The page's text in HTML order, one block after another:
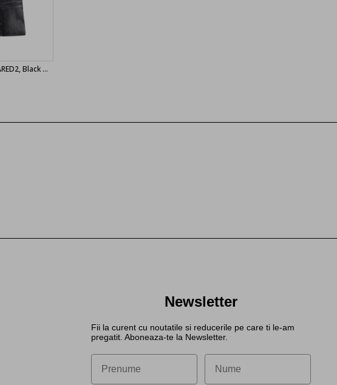
Bermude DSQUARED2, Black Fog Wash Marine Shorts
Newsletter
Fii la curent cu noutatile si reducerile pe care ti le-am
pregatit. Aboneaza-te la Newsletter.